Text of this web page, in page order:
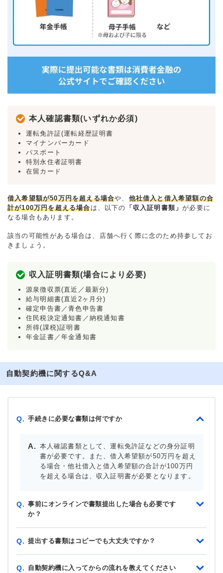
本人確認書類(いずれか必須)
運転免許証(運転経歴証明書
マイナンバーカード
パスポート
特別永住者証明書
在留カード
借入希望額が50万円を超える場合や、 他社借入と借入希望額の合
計が100万円を超える場合は、以下の 「収入証明書類」が必要に
なる場合もあります。
該当の可能性がある場合は、店舗へ行く際に念のため持参してお
きましょう。
収入証明書類(場合により必要)
源泉徴収票(直近／最新分)
給与明細書(直近2ヶ月分)
確定申告書／青色申告書
住民税決定通知書／納税通知書
所得(課税)証明書
年金証書／年金通知書
自動契約機に関するQ&A
Q. 手続きに必要な書類は何ですか
本人確認書類として、運転免許証などの身分証明
書が必要です。また、借入希望額が50万円を超え
る場合・他社借入と借入希望額の合計が100万円
を超える場合は、収入証明書が必要となります。
Q. 事前にオンラインで書類提出した場合も必要です
か？
Q. 提出する書類はコピーでも大丈夫ですか？
Q. 自動契約機に入ってからの流れを教えてください